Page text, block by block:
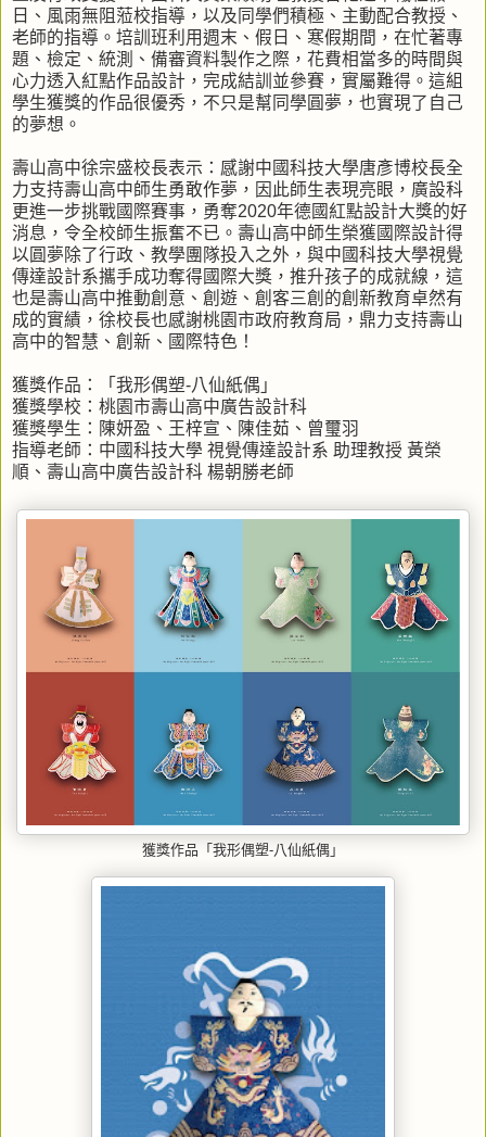
日、風雨無阻蒞校指導，以及同學們積極、主動配合教授、
老師的指導。培訓班利用週末、假日、寒假期間，在忙著專
題、檢定、統測、備審資料製作之際，花費相當多的時間與
心力透入紅點作品設計，完成結訓並參賽，實屬難得。這組
學生獲獎的作品很優秀，不只是幫同學圓夢，也實現了自己
的夢想。
壽山高中徐宗盛校長表示：感謝中國科技大學唐彥博校長全
力支持壽山高中師生勇敢作夢，因此師生表現亮眼，廣設科
更進一步挑戰國際賽事，勇奪2020年德國紅點設計大獎的好
消息，令全校師生振奮不已。壽山高中師生榮獲國際設計得
以圓夢除了行政、教學團隊投入之外，與中國科技大學視覺
傳達設計系攜手成功奪得國際大獎，推升孩子的成就線，這
也是壽山高中推動創意、創遊、創客三創的創新教育卓然有
成的實績，徐校長也感謝桃園市政府教育局，鼎力支持壽山
高中的智慧、創新、國際特色！
獲獎作品：「我形偶塑-八仙紙偶」
獲獎學校：桃園市壽山高中廣告設計科
獲獎學生：陳妍盈、王梓宣、陳佳茹、曾璽羽
指導老師：中國科技大學 視覺傳達設計系 助理教授 黃榮
順、壽山高中廣告設計科 楊朝勝老師
獲獎作品「我形偶塑-八仙紙偶」